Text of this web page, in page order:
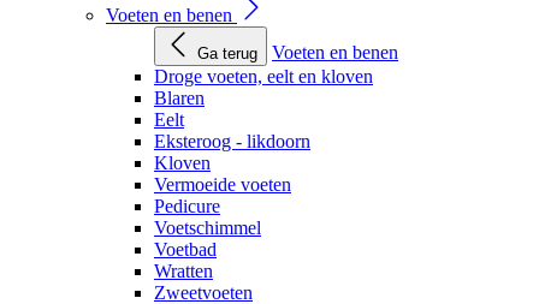
Voeten en benen
Ga terug
Voeten en benen
Droge voeten, eelt en kloven
Blaren
Eelt
Eksteroog - likdoorn
Kloven
Vermoeide voeten
Pedicure
Voetschimmel
Voetbad
Wratten
Zweetvoeten